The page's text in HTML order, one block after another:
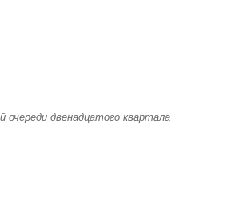
очереди двенадцатого квартала